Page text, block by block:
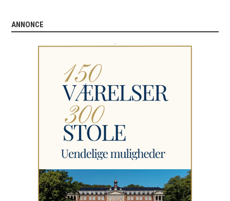
ANNONCE